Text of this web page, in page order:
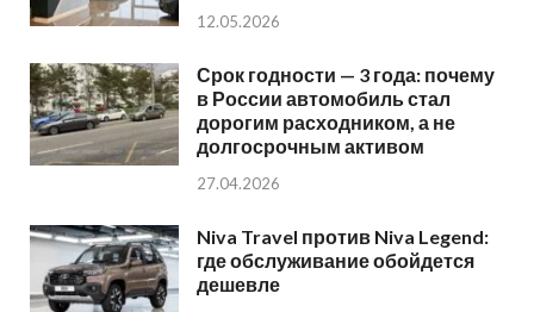
12.05.2026
Срок годности — 3 года: почему
в России автомобиль стал
дорогим расходником, а не
долгосрочным активом
27.04.2026
Niva Travel против Niva Legend:
где обслуживание обойдется
дешевле